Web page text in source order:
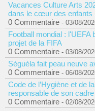
Vacances Culture Arts
dans le cœur des enfants
0 Commentaire - 03/08/
Football mondial : l'UEFA
projet de la FIFA
0 Commentaire - 03/08/
Séguéla fait peau neuve
0 Commentaire - 06/08/
Code de l’Hygiène et de
responsable de son
0 Commentaire - 02/08/